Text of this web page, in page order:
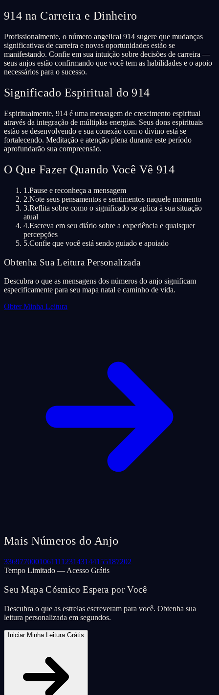
914 na Carreira e Dinheiro
Profissionalmente, o número angelical 914 sugere que mudanças
significativas de carreira e novas oportunidades estão se
manifestando. Confie em sua intuição sobre decisões de carreira —
seus anjos estão confirmando que você tem as habilidades e o apoio
necessários para o sucesso.
Significado Espiritual do 914
Espiritualmente, 914 é uma mensagem de crescimento espiritual
através da integração de múltiplas energias. Seus dons espirituais
estão se desenvolvendo e sua conexão com o divino está se
fortalecendo. Meditação e atenção plena durante este período
aprofundarão sua compreensão.
O Que Fazer Quando Você Vê 914
1.Pause e reconheça a mensagem
2.Note seus pensamentos e sentimentos naquele momento
3.Reflita sobre como o significado se aplica à sua situação
atual
4.Escreva em seu diário sobre a experiência e quaisquer
percepções
5.Confie que você está sendo guiado e apoiado
Obtenha Sua Leitura Personalizada
Descubra o que as mensagens dos números do anjo significam
especificamente para seu mapa natal e caminho de vida.
Obter Minha Leitura
Mais Números do Anjo
336977000106111123143144155187202
Tempo Limitado — Acesso Grátis
Seu Mapa Cósmico Espera por Você
Descubra o que as estrelas escreveram para você. Obtenha sua
leitura personalizada em segundos.
Iniciar Minha Leitura Grátis